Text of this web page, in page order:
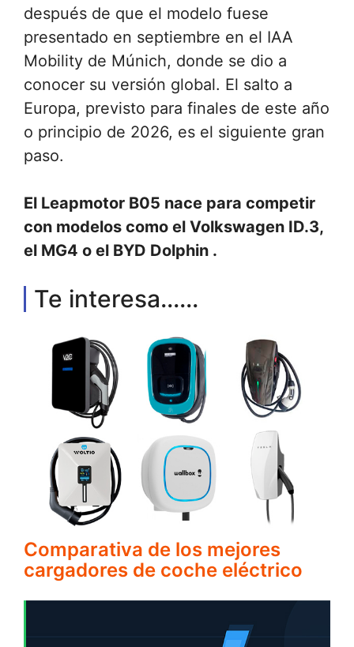
después de que el modelo fuese
presentado en septiembre en el IAA
Mobility de Múnich, donde se dio a
conocer su versión global. El salto a
Europa, previsto para finales de este año
o principio de 2026, es el siguiente gran
paso.
El Leapmotor B05 nace para competir
con modelos como el Volkswagen ID.3,
el MG4 o el BYD Dolphin .
Te interesa......
Comparativa de los mejores
cargadores de coche eléctrico